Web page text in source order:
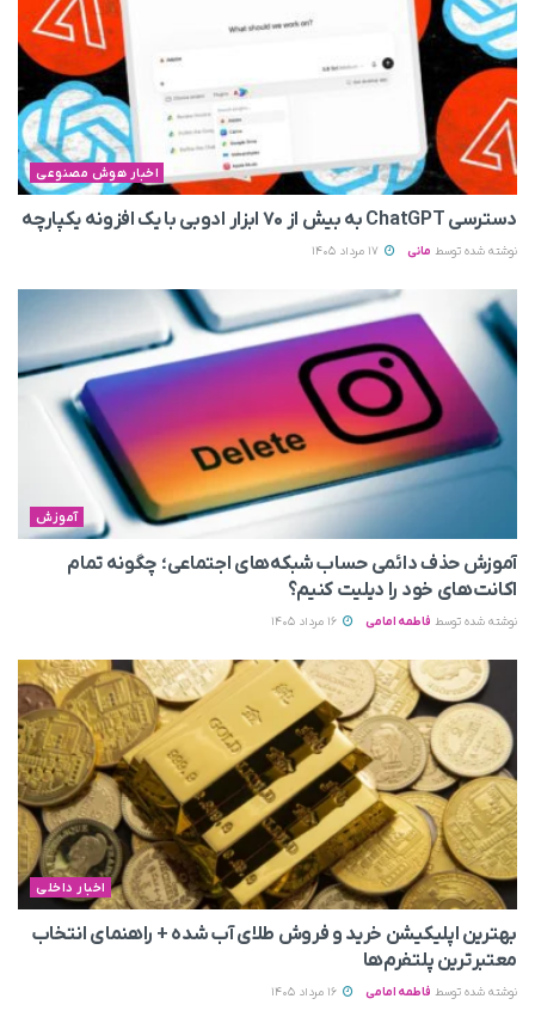
اخبار هوش مصنوعی
دسترسی ChatGPT به بیش از ۷۰ ابزار ادوبی با یک افزونه یکپارچه
نوشته شده توسط مانی
آموزش
آموزش حذف دائمی حساب شبکه‌های اجتماعی؛ چگونه تمام
اکانت‌های خود را دیلیت کنیم؟
نوشته شده توسط فاطمه امامی
اخبار داخلی
بهترین اپلیکیشن خرید و فروش طلای آب شده + راهنمای انتخاب
معتبرترین پلتفرم‌ها
نوشته شده توسط فاطمه امامی